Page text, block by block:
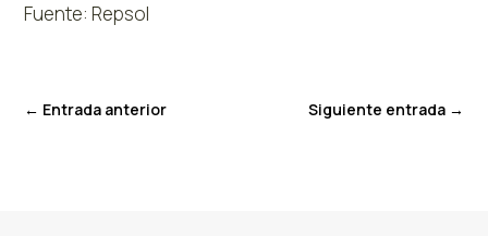
Fuente: Repsol
← Entrada anterior Siguiente entrada→